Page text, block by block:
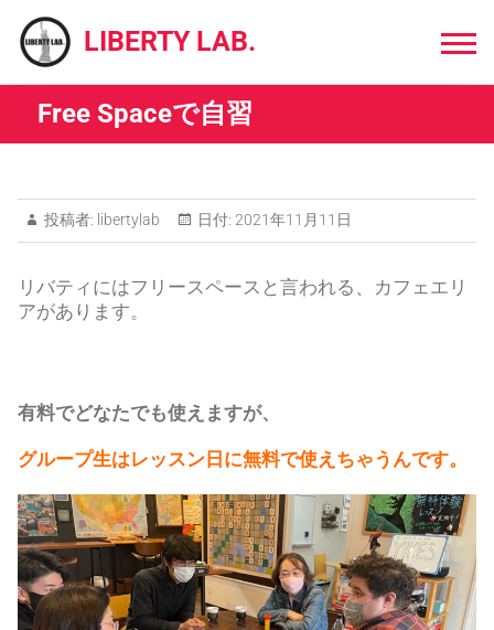
content
LIBERTY LAB.
Free Spaceで自習
投稿者: libertylab 日付: 2021年11月11日
リバティにはフリースペースと言われる、カフェエリ
アがあります。
有料でどなたでも使えますが、
グループ生はレッスン日に無料で使えちゃうんです。